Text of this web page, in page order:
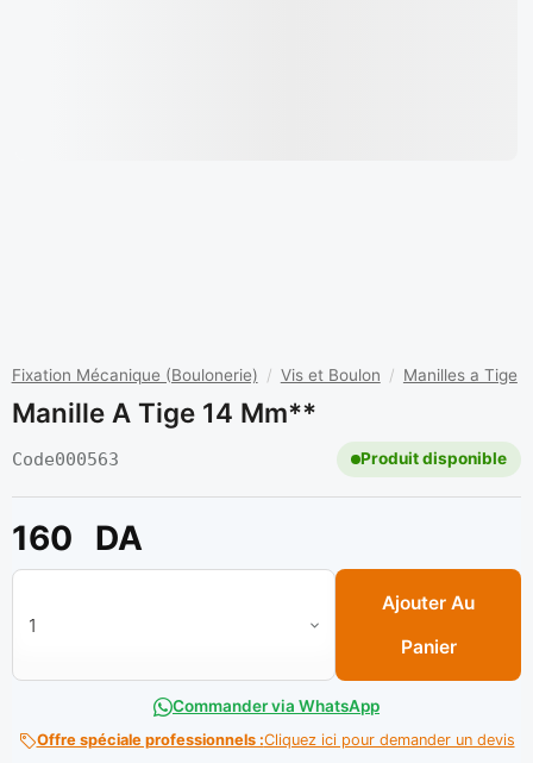
Fixation Mécanique (Boulonerie) / Vis et Boulon / Manilles a Tige
Manille A Tige 14 Mm**
Code000563 Produit disponible
160 DA
quantité de Manille a tige 14 mm**
Ajouter Au
Panier
Commander via WhatsApp
Offre spéciale professionnels :Cliquez ici pour demander un devis